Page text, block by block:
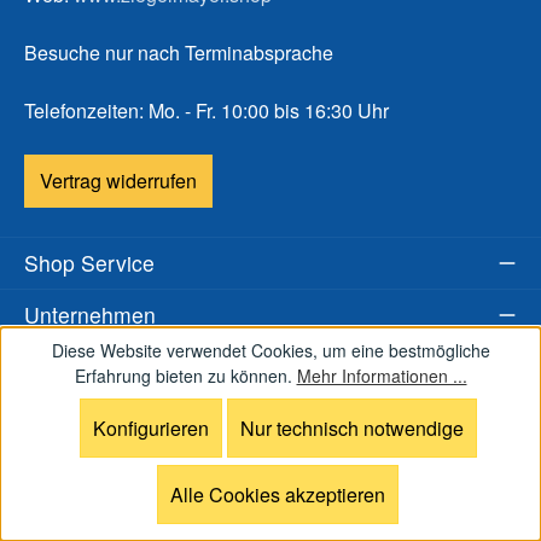
Besuche nur nach Terminabsprache
Telefonzeiten: Mo. - Fr. 10:00 bis 16:30 Uhr
Vertrag widerrufen
Shop Service
Unternehmen
* Alle Preise inkl. gesetzl. Mehrwertsteuer zzgl.
Versandkostenund ggf. Nachnahmegebühren, wenn nicht
anders angegeben.
Laser®, Laser® 4.7, Laser® Radial, Laser® Standard und
der Laser-Strahl sind eingetragene Marken-/Warenzeichen
von LaserPerformance.
Diese Website verwendet Cookies, um eine bestmögliche
Erfahrung bieten zu können. Mehr Informationen ...
Nur technisch notwendige
Konfigurieren
Alle Cookies akzeptieren